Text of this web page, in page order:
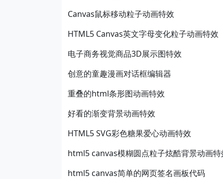
Canvas鼠标移动粒子动画特效
HTML5 Canvas英文字母变化粒子动画特效
电子商务视觉商品3D展示图特效
创意的童趣漫画对话框编辑器
重叠的html条形图动画特效
好看的渐变背景动画特效
HTML5 SVG彩色糖果爱心动画特效
html5 canvas模糊圆点粒子炫酷背景动画特
html5 canvas简单的网页签名画板代码